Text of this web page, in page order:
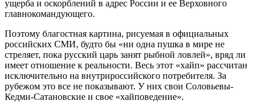
ущерба и оскорблений в адрес России и ее Верховного
главнокомандующего.
Поэтому благостная картина, рисуемая в официальных
российских СМИ, будто бы «ни одна пушка в мире не
стреляет, пока русский царь занят рыбной ловлей», вряд ли
имеет отношение к реальности. Весь этот «хайп» рассчитан
исключительно на внутрироссийского потребителя. За
рубежом это все не показывают. У них свои Соловьевы-
Кедми-Сатановские и свое «хайповедение».